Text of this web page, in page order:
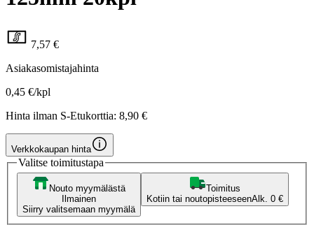
7,57 €
Asiakasomistajahinta
0,45 €/kpl
Hinta ilman S-Etukorttia: 8,90 €
Verkkokaupan hinta
Valitse toimitustapa
Nouto myymälästä
Ilmainen
Siirry valitsemaan myymälä
Toimitus
Kotiin tai noutopisteeseenAlk. 0 €